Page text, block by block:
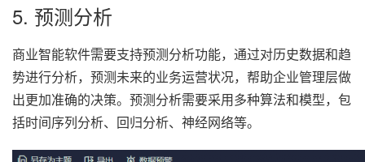
5. 预测分析
商业智能软件需要支持预测分析功能，通过对历史数据和趋
势进行分析，预测未来的业务运营状况，帮助企业管理层做
出更加准确的决策。预测分析需要采用多种算法和模型，包
括时间序列分析、回归分析、神经网络等。